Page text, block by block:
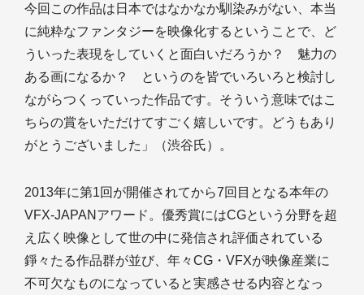
今回この作品は日本ではなかなか馴染みがない、本当
に純粋なファンタジーを映像化するということで、ど
ういった表現をしていくと面白いだろうか？ 魅力の
ある画になるか？ というのを皆でいろいろと検討し
ながらつくっていった作品です。そういう意味ではこ
ちらの賞をいただけてすごく嬉しいです。どうもあり
がとうございました」（渋谷氏）。
2013年に第1回が開催されてから7回目となる本年の
VFX-JAPANアワード。優秀賞にはCGという分野を超
え広く映像として世の中に発信され評価されている
錚々たる作品群が並び、年々CG・VFXが映像産業に
不可欠なものになっていると実感させる内容となっ